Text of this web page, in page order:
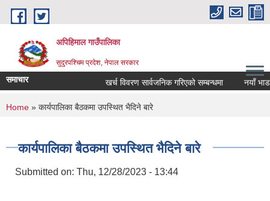
Skip to main content
अपिहिमाल गाउँपालिका
सुदुरपश्चिम प्रदेश, नेपाल सरकार
समाचार खर्च विवरण सार्वजनिक गरिएको सम्बन्धमा नयाँ
You are here
Home » कार्यपालिका बैठकमा उपस्थित भैदिने बारे
कार्यपालिका बैठकमा उपस्थित भैदिने बारे
Submitted on: Thu, 12/28/2023 - 13:44